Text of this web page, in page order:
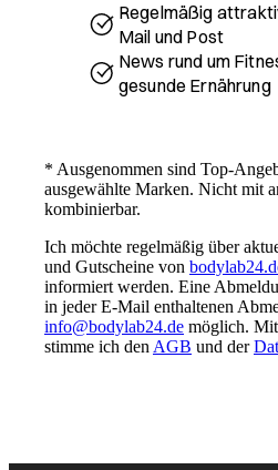
Regelmäßig
Mail und Post
News rund um
gesunde Ernährung
* Ausgenommen sind Top-
ausgewählte Marken. Nicht mit
kombinierbar.
Ich möchte regelmäßig über
und Gutscheine von
informiert werden. Eine
in jeder E-Mail enthaltenen
info@bodylab24.de möglich.
stimme ich den AGB und der
UNSER
BESTE
FAIREN
Folge uns
Instagram